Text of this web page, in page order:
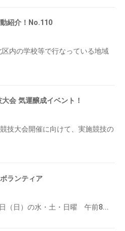
紹介！No.110
内の学校等で行なっている地域
会 気運醸成イベント！
技大会開催に向けて、実施競技の
ランティア
（日）の水・土・日曜 午前8...